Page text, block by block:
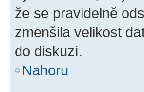
že se pravidelně
zmenšila velikost
do diskuzí.
Nahoru